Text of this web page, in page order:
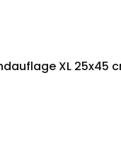
XL 25x45